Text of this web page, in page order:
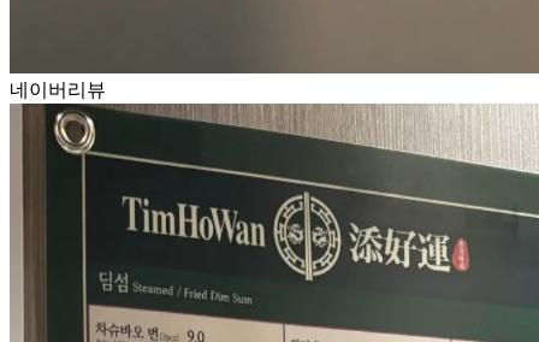
네이버리뷰